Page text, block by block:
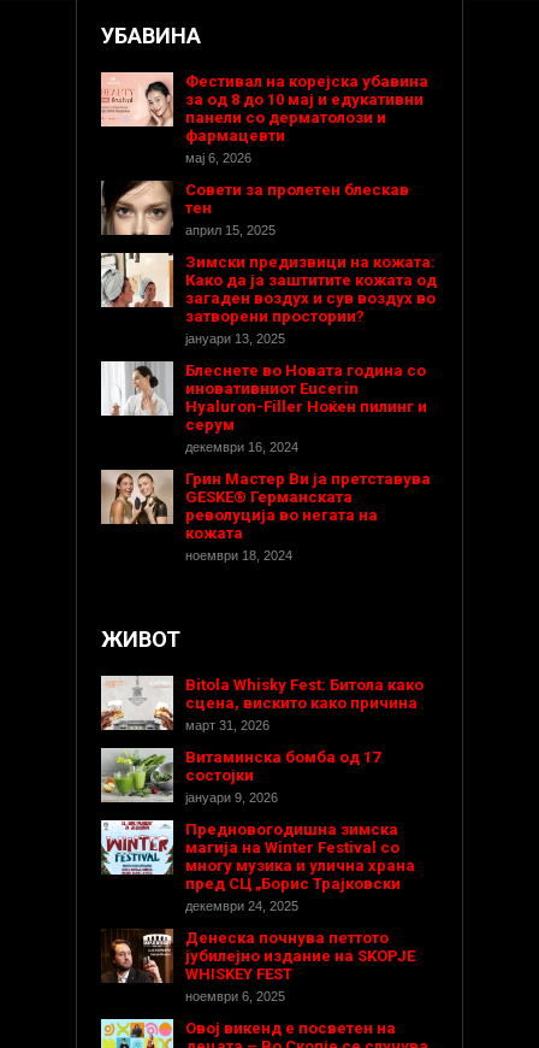
УБАВИНА
Фестивал на корејска убавина
за од 8 до 10 мај и едукативни
панели со дерматолози и
фармацевти
мај 6, 2026
Совети за пролетен блескав
тен
април 15, 2025
Зимски предизвици на кожата:
Како да ја заштитите кожата од
загаден воздух и сув воздух во
затворени простории?
јануари 13, 2025
Блеснете во Новата година со
иновативниот Eucerin
Hyaluron-Filler Ноќен пилинг и
серум
декември 16, 2024
Грин Мастер Ви ја претставува
GESKE® Германската
револуција во негата на
кожата
ноември 18, 2024
ЖИВОТ
Bitola Whisky Fest: Битола како
сцена, вискито како причина
март 31, 2026
Витаминска бомба од 17
состојки
јануари 9, 2026
Предновогодишнa зимска
магија на Winter Festival со
многу музика и улична храна
пред СЦ „Борис Трајковски
декември 24, 2025
Денеска почнува петтото
јубилејно издание на SKOPJE
WHISKEY FEST
ноември 6, 2025
Овој викенд е посветен на